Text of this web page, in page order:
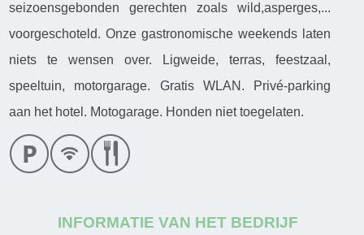
seizoensgebonden gerechten zoals wild,asperges,...
voorgeschoteld. Onze gastronomische weekends laten
niets te wensen over. Ligweide, terras, feestzaal,
speeltuin, motorgarage. Gratis WLAN. Privé-parking
aan het hotel. Motogarage. Honden niet toegelaten.
INFORMATIE VAN HET BEDRIJF